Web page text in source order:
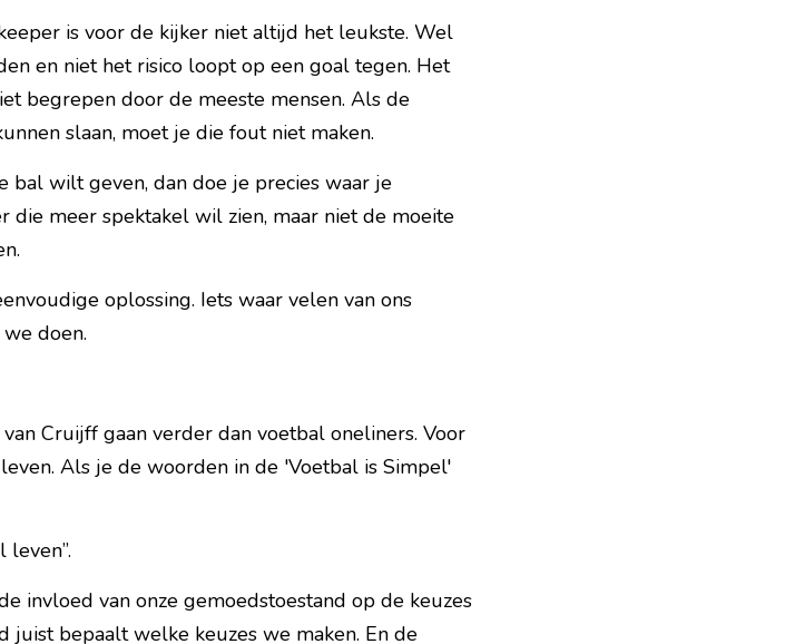
is voor de kijker niet altijd het leukste. Wel
betekent het dat een ploeg balbezit kan houden en niet het risico loopt op een goal tegen. Het
begrepen door de meeste mensen. Als de
slaan, moet je die fout niet maken.
wilt geven, dan doe je precies waar je
die meer spektakel wil zien, maar niet de moeite
oplossing. Iets waar velen van ons
doen.
Cruijff gaan verder dan voetbal oneliners. Voor
Als je de woorden in de 'Voetbal is Simpel'
invloed van onze gemoedstoestand op de keuzes
juist bepaalt welke keuzes we maken. En de